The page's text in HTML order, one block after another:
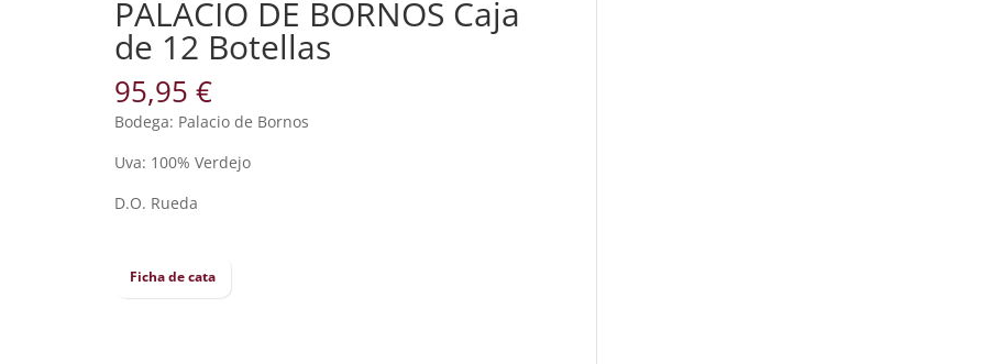
PALACIO DE BORNOS Caja
de 12 Botellas
95,95€
Bodega: Palacio de Bornos
Uva: 100% Verdejo
D.O. Rueda
Ficha de cata